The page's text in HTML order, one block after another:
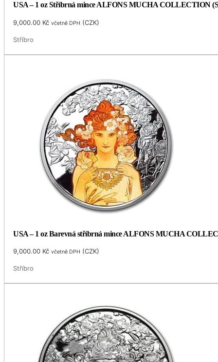
USA – 1 oz Stříbrná mince ALFONS MUCHA COLLECTION
9,000.00 Kč včetně DPH (CZK)
Stříbro
USA – 1 oz Barevná stříbrná mince ALFONS MUCHA
9,000.00 Kč včetně DPH (CZK)
Stříbro